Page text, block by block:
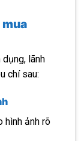
lãnh
chí sau:
hình ảnh rõ